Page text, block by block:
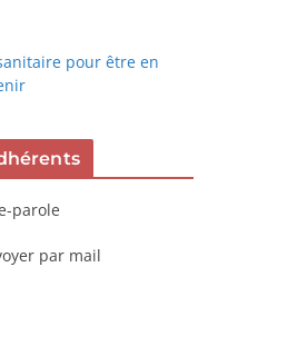
pour être en
parole
par mail